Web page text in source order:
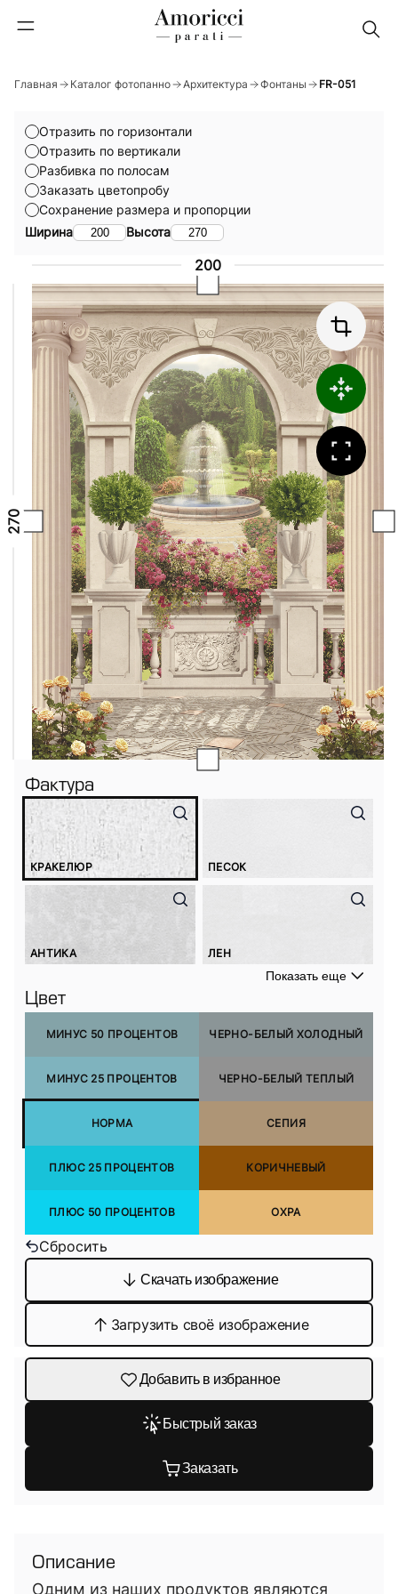
Главная Каталог фотопанно Архитектура Фонтаны FR-051
Ширина Высота
Сохранение размера и пропорции
Отразить по горизонтали
Отразить по вертикали
Разбивка по полосам
Заказать цветопробу
Фактура
КРАКЕЛЮР ПЕСОК
АНТИКА ЛЕН
Показать еще
Цвет
МИНУС 50 ПРОЦЕНТОВ
МИНУС 25 ПРОЦЕНТОВ
НОРМА
ПЛЮС 25 ПРОЦЕНТОВ
ПЛЮС 50 ПРОЦЕНТОВ
ЧЕРНО-БЕЛЫЙ ХОЛОДНЫЙ
ЧЕРНО-БЕЛЫЙ ТЕПЛЫЙ
СЕПИЯ
КОРИЧНЕВЫЙ
ОХРА
Сбросить
Скачать изображение
Загрузить своё изображение
Добавить в избранное
Быстрый заказ
Заказать
Описание
Одним из наших продуктов являются